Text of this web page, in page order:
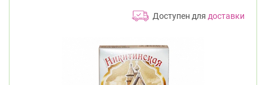
Доступен для доставки